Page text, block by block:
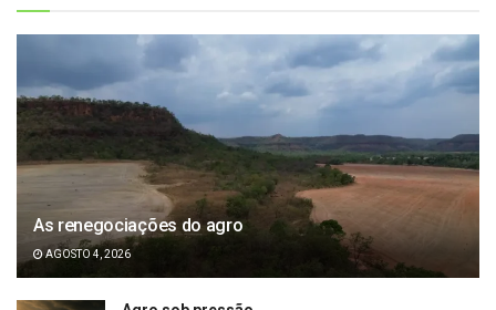
As renegociações do agro
AGOSTO 4, 2026